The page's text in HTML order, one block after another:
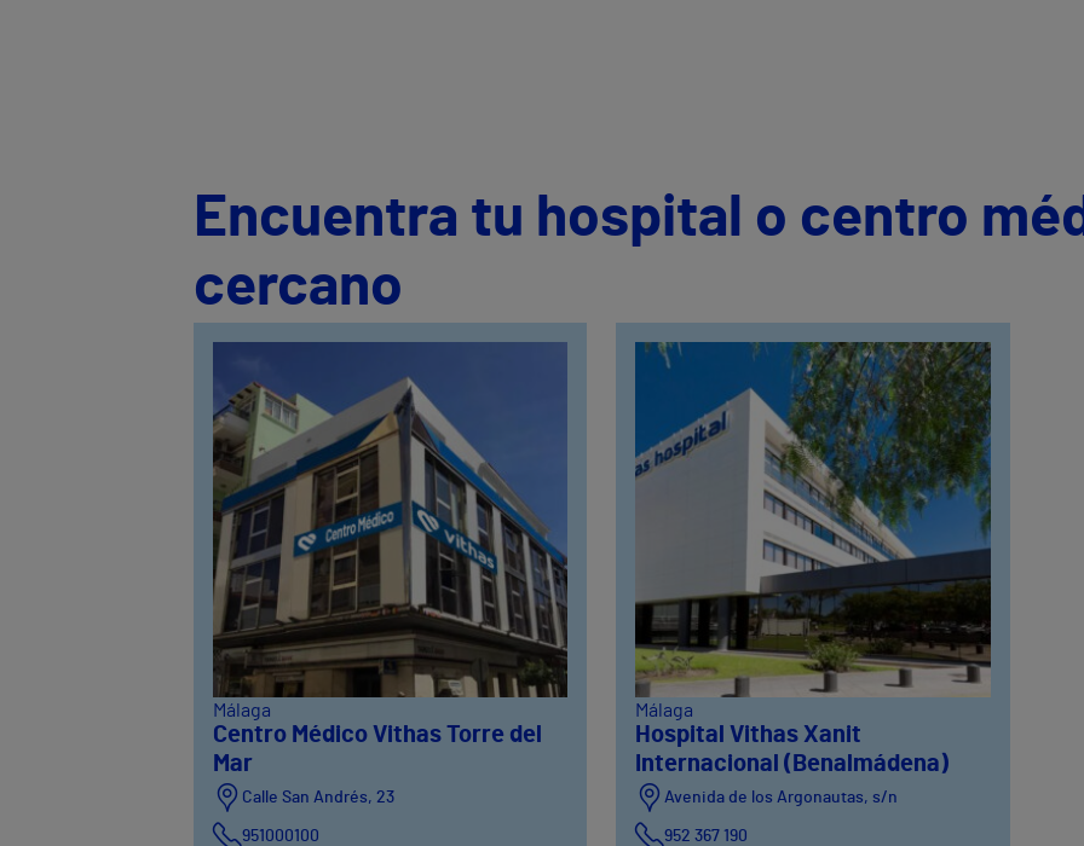
Encuentra tu hospital o centro
cercano
Málaga
Centro Médico Vithas Torre del
Mar
Calle San Andrés, 23
951000100
Málaga
Hospital Vithas Xanit
Internacional (Benalmádena)
Avenida de los Argonautas, s/n
952 367 190